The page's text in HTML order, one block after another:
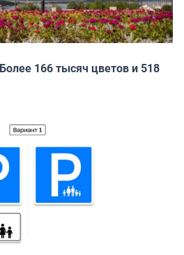
166 тысяч цветов и 518